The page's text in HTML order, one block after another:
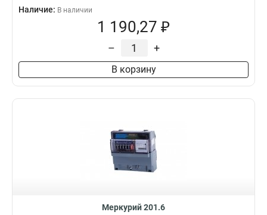
Наличие: В наличии
1 190,27 ₽
– +
В корзину
Меркурий 201.6